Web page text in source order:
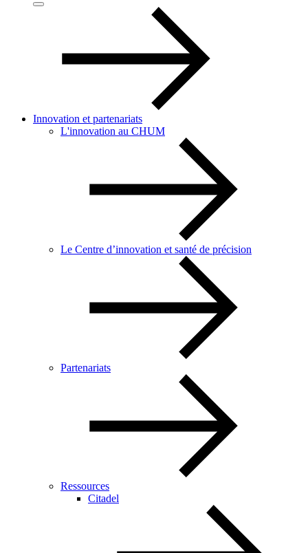
Innovation et partenariats
L'innovation au CHUM
Le Centre d’innovation et santé de précision
Partenariats
Ressources
Citadel